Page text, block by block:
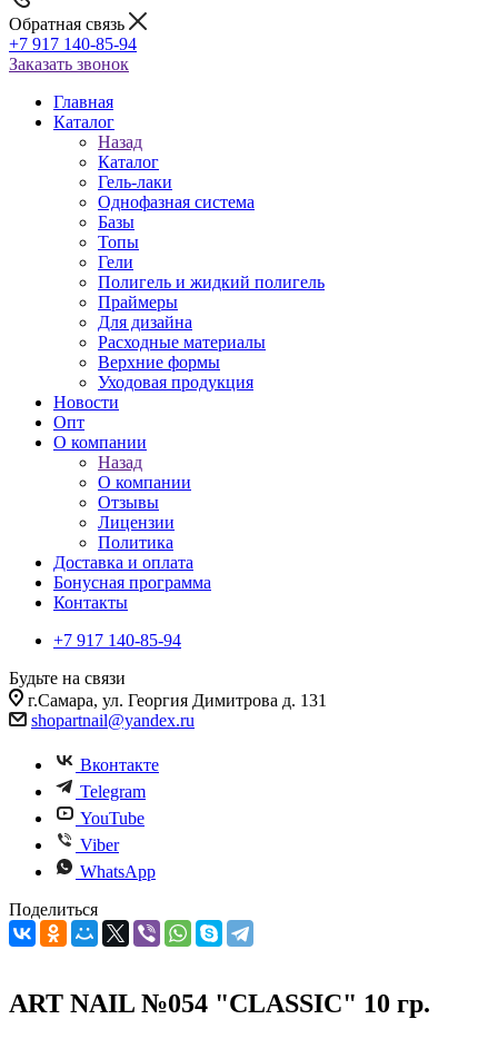
Обратная связь
+7 917 140-85-94
Заказать звонок
Главная
Каталог
Назад
Каталог
Гель-лаки
Однофазная система
Базы
Топы
Гели
Полигель и жидкий полигель
Праймеры
Для дизайна
Расходные материалы
Верхние формы
Уходовая продукция
Новости
Опт
О компании
Назад
О компании
Отзывы
Лицензии
Политика
Доставка и оплата
Бонусная программа
Контакты
+7 917 140-85-94
Будьте на связи
г.Самара, ул. Георгия Димитрова д. 131
shopartnail@yandex.ru
Вконтакте
Telegram
YouTube
Viber
WhatsApp
Поделиться
ART NAIL №054 "CLASSIC" 10 гр.